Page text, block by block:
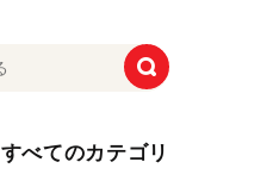
すべてのカテゴリ